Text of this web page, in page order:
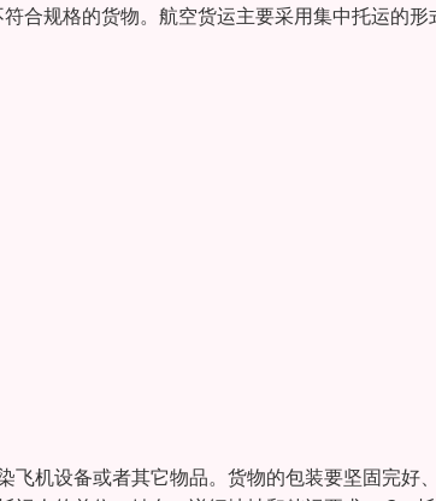
合规格的货物。航空货运主要采用集中托运的形
飞机设备或者其它物品。货物的包装要坚固完好